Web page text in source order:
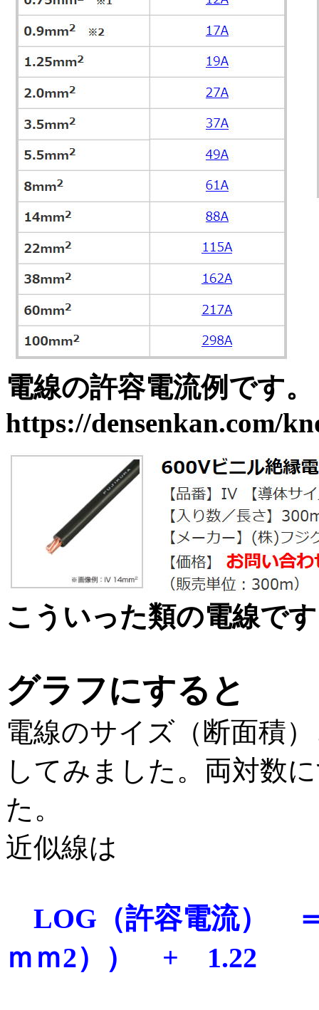
電線の許容電流例で
https://densenkan.com/
こういった類の電線で
グラフにすると
電線のサイズ（断面積
してみました。両対数
た。
近似線は
LOG（許容電流）
ｍｍ2）） + 1.22